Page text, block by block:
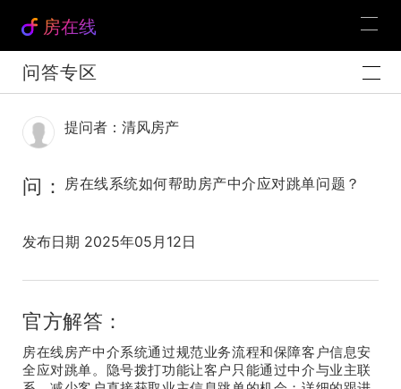
房在线
问答专区
提问者：清风房产
问： 房在线系统如何帮助房产中介应对跳单问题？
发布日期 2025年05月12日
官方解答：
房在线房产中介系统通过规范业务流程和保障客户信息安
全应对跳单。隐号拨打功能让客户只能通过中介与业主联